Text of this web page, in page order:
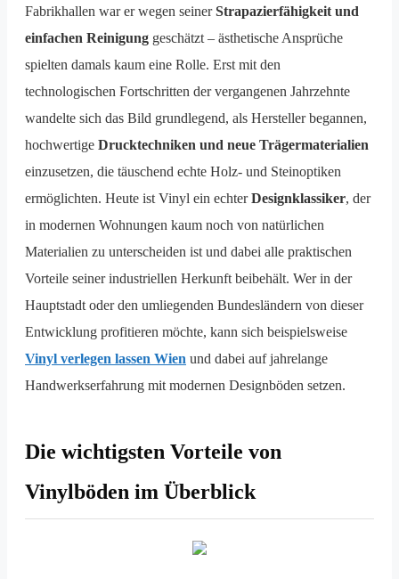
Fabrikhallen war er wegen seinerStrapazierfähigkeit und
einfachen Reinigung geschätzt – ästhetische Ansprüche
spielten damals kaum eine Rolle. Erst mit den
technologischen Fortschritten der vergangenen Jahrzehnte
wandelte sich das Bild grundlegend, als Hersteller begannen,
hochwertige Drucktechniken und neue Trägermaterialien
einzusetzen, die täuschend echte Holz- und Steinoptiken
ermöglichten. Heute ist Vinyl ein echterDesignklassiker, der
in modernen Wohnungen kaum noch von natürlichen
Materialien zu unterscheiden ist und dabei alle praktischen
Vorteile seiner industriellen Herkunft beibehält. Wer in der
Hauptstadt oder den umliegenden Bundesländern von dieser
Entwicklung profitieren möchte, kann sich beispielsweise
Vinyl verlegen lassen Wien und dabei auf jahrelange
Handwerkserfahrung mit modernen Designböden setzen.
Die wichtigsten Vorteile von
Vinylböden im Überblick